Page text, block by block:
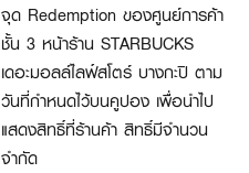
จุด Redemption ของศูนย์การค้า
ชั้น 3 หน้าร้าน STARBUCKS
เดอะมอลล์ไลฟ์สโตร์ บางกะปิ ตาม
วันที่กำหนดไว้บนคูปอง เพื่อนำไป
แสดงสิทธิ์ที่ร้านค้า สิทธิ์มีจำนวน
จำกัด